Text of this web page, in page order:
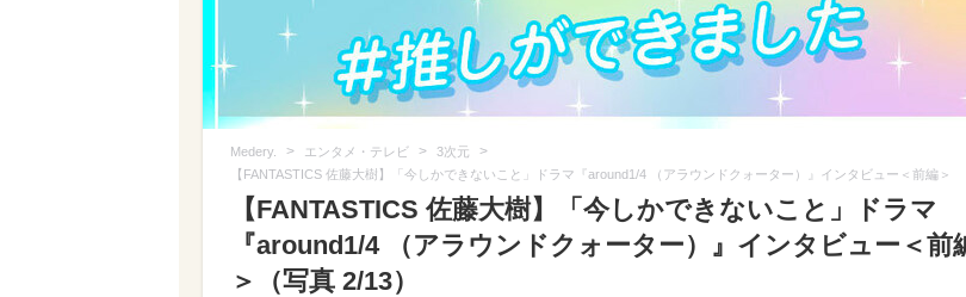
Medery. > エンタメ・テレビ > 3次元 >
【FANTASTICS 佐藤大樹】「今しかできないこと」ドラマ『around1/4 （アラウンドクォーター）』インタビュー＜前編＞
【FANTASTICS 佐藤大樹】「今しかできないこと」ドラマ
『around1/4 （アラウンドクォーター）』インタビュー＜前
＞（写真 2/13）